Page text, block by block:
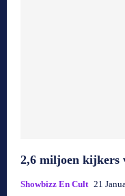
2,6 miljoen kijkers
Showbizz En Cult 21